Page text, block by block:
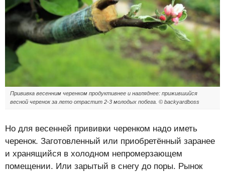
Прививка весенним черенком продуктивнее и нагляднее: прижившийся
весной черенок за лето отрастит 2-3 молодых побега. © backyardboss
Но для весенней прививки черенком надо иметь
черенок. Заготовленный или приобретённый заранее
и хранящийся в холодном непромерзающем
помещении. Или зарытый в снегу до поры. Рынок